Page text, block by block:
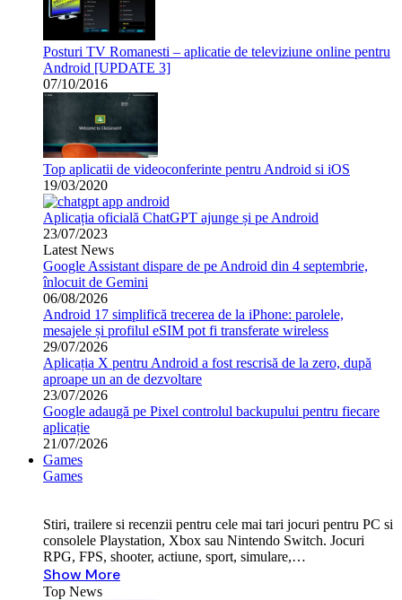
Posturi TV Romanesti – aplicatie de televiziune online pentru
Android [UPDATE 3]
07/10/2016
Top aplicatii de videoconferinte pentru Android si iOS
19/03/2020
Aplicația oficială ChatGPT ajunge și pe Android
23/07/2023
Latest News
Google Assistant dispare de pe Android din 4 septembrie,
înlocuit de Gemini
06/08/2026
Android 17 simplifică trecerea de la iPhone: parolele,
mesajele și profilul eSIM pot fi transferate wireless
29/07/2026
Aplicația X pentru Android a fost rescrisă de la zero, după
aproape un an de dezvoltare
23/07/2026
Google adaugă pe Pixel controlul backupului pentru fiecare
aplicație
21/07/2026
Games
Games
Stiri, trailere si recenzii pentru cele mai tari jocuri pentru PC si
consolele Playstation, Xbox sau Nintendo Switch. Jocuri
RPG, FPS, shooter, actiune, sport, simulare,…
Show More
Top News